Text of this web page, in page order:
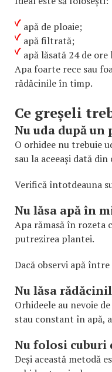
apă de ploaie;
apă filtrată;
apă lăsată 24 de
Apa foarte rece sau
rădăcinile în timp.
Ce greșeli
Nu uda după un
O orhidee nu trebuie
sau la aceeași dată din
Verifică întotdeauna
Nu lăsa apă în
Apa rămasă în rozeta
putrezirea plantei.
Dacă observi apă
Nu lăsa
Orhideele au nevoie
stau constant în apă,
Nu folosi cuburi
Deși această metodă